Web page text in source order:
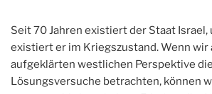
Seit 70 Jahren existiert der Staat Israel,
existiert er im Kriegszustand. Wenn wir
aufgeklärten westlichen Perspektive
Lösungsversuche betrachten, können